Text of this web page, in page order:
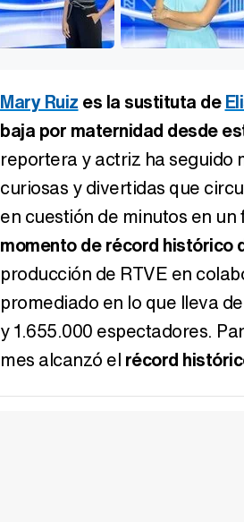
Mary Ruiz es la sustituta de
baja por maternidad desde
reportera y actriz ha seguido
curiosas y divertidas que
en cuestión de minutos en
momento de récord histórico
producción de RTVE en
promediado en lo que lleva
y 1.655.000 espectadores.
mes alcanzó el récord